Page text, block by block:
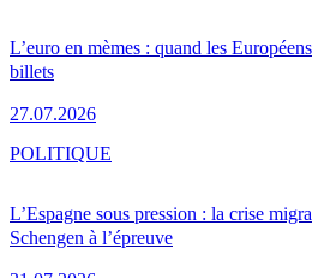
L’euro en mèmes : quand les
billets
27.07.2026
L’Espagne sous pression : la crise
Schengen à l’épreuve
POLITIQUE